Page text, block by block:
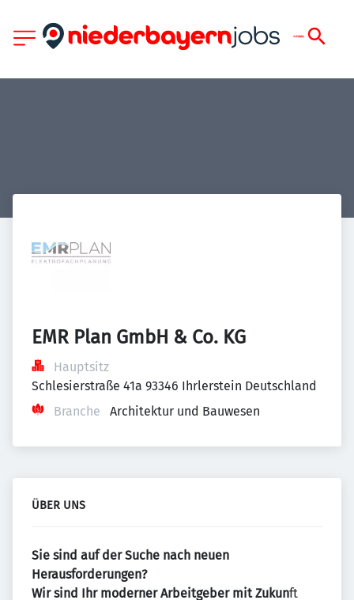
EMR Plan GmbH & Co. KG
Hauptsitz
Schlesierstraße 41a 93346 Ihrlerstein Deutschland
Branche
Architektur und Bauwesen
ÜBER UNS
Sie sind auf der Suche nach neuen
Herausforderungen?
Wir sind Ihr moderner Arbeitgeber mit Zukunft